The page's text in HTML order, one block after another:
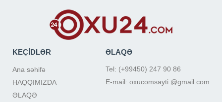
KEÇİDLƏR
Ana səhifə
HAQQIMIZDA
ƏLAQƏ
ƏLAQƏ
Tel: (+99450) 247 90 86
E-mail: oxucomsayti @gmail.com